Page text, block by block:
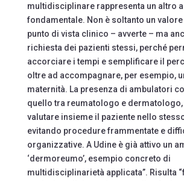
multidisciplinare rappresenta un altro
fondamentale. Non è soltanto un valore
punto di vista clinico – avverte – ma
richiesta dei pazienti stessi, perché
accorciare i tempi e semplificare il
oltre ad accompagnare, per esempio,
maternità. La presenza di ambulatori
quello tra reumatologo e dermatologo,
valutare insieme il paziente nello
evitando procedure frammentate e
organizzative. A Udine è già attivo un
‘dermoreumo’, esempio concreto di
multidisciplinarietà applicata”. Risulta